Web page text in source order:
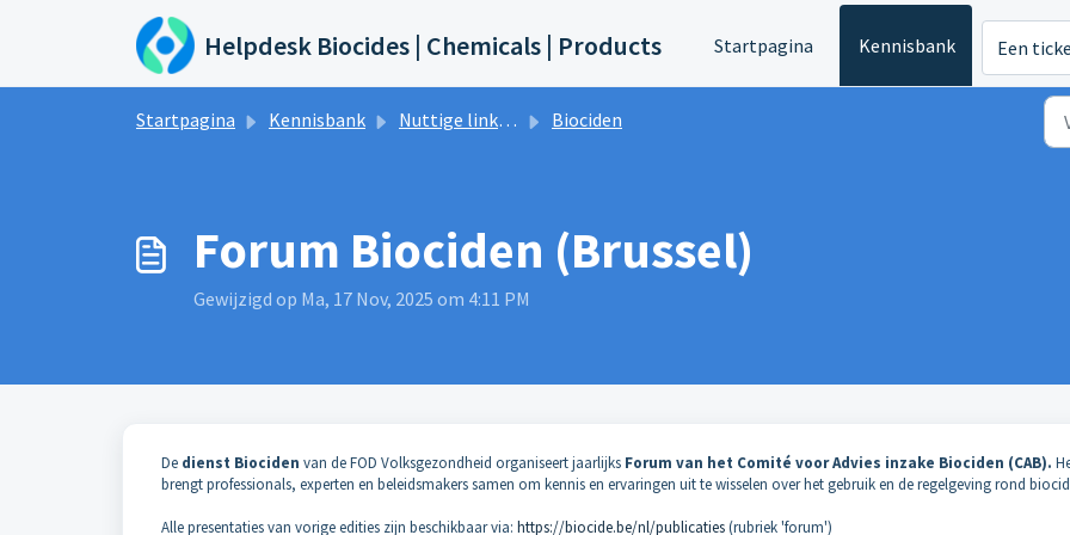
Doorgaan naar hoofdinhoud
Helpdesk Biocides | Chemicals | Products Startpagina Kennisbank Een
Startpagina Kennisbank Nuttige links & Evenementen Biociden
Forum Biociden (Brussel)
Gewijzigd op Ma, 17 Nov, 2025 om 4:11 PM
De dienst Biociden van de FOD Volksgezondheid organiseert jaarlijks Forum van het Comité voor Advies inzake Biociden (CAB).
brengt professionals, experten en beleidsmakers samen om kennis en ervaringen uit te wisselen over het gebruik en de regelgeving rond
Alle presentaties van vorige edities zijn beschikbaar via: https://biocide.be/nl/publicaties(rubriek 'forum')